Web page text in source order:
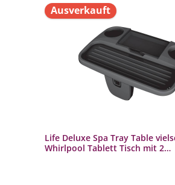
Ausverkauft
Life Deluxe Spa Tray Table
Whirlpool Tablett Tisch mit 2